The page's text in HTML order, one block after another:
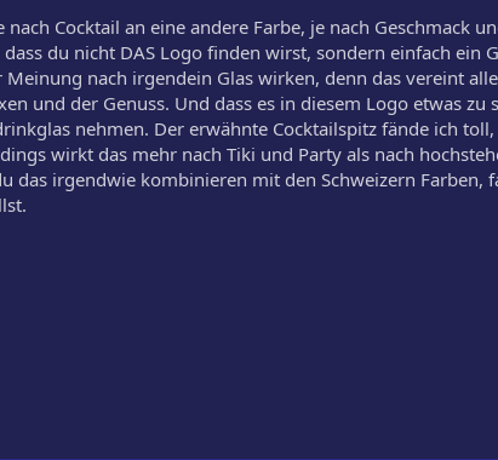
Cocktail an eine andere Farbe, je nach Geschmack
du nicht DAS Logo finden wirst, sondern einfach ein
nach irgendein Glas wirken, denn das vereint
und der Genuss. Und dass es in diesem Logo etwas zu
nehmen. Der erwähnte Cocktailspitz fände ich toll,
wirkt das mehr nach Tiki und Party als nach
das irgendwie kombinieren mit den Schweizern Farben,